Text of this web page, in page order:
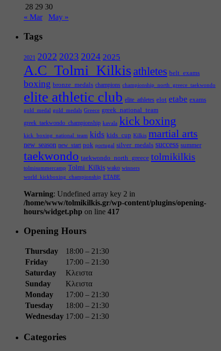
28 29 30
« Mar
May »
Tags
2021 2022 2023 2024 2025
A.C_Tolmi_Kilkis athletes belt_exams
boxing bronze_medals champions championship_north_greece_taekwondo
elite athletic club elite_athletes elot etabe exams
gold_medal gold_medals Greece greek_national_team
greek_taekwondo_championship kavala kick boxing
kick_boxing_national_team kids kids_cup Kilkis martial arts
new_season new_start pok portugal silver_medals success summer
taekwondo taekwondo_north_greece tolmikilkis
tolmisummercamp Tolmi_Kilkis wako winners
world_kickboxing_championship ΕΤΑΒΕ
Warning: Undefined array key 2 in
/home/www/tolmikilkis.gr/wp-content/plugins/opening-
hours/widget.php on line 417
Opening Hours
Thursday
18:00 – 21:30
Friday
17:00 – 21:30
Saturday
Κλειστα
Sunday
Κλειστα
Monday
17:00 – 21:30
Tuesday
18:00 – 21:30
Wednesday 17:00 – 21:30
Categories